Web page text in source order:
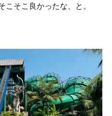
そこ良かったな、と。